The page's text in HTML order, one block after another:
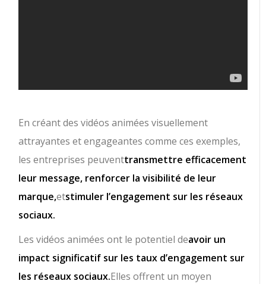
En créant des vidéos animées visuellement
attrayantes et engageantes comme ces exemples,
les entreprises peuventtransmettre efficacement
leur message, renforcer la visibilité de leur
marque,etstimuler l’engagement sur les réseaux
sociaux.
Les vidéos animées ont le potentiel deavoir un
impact significatif sur les taux d’engagement sur
les réseaux sociaux.Elles offrent un moyen